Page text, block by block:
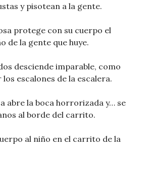
y pisotean a la gente.
protege con su cuerpo el
de la gente que huye.
desciende imparable, como
escalones de la escalera.
abre la boca horrorizada y… se
al borde del carrito.
al niño en el carrito de la